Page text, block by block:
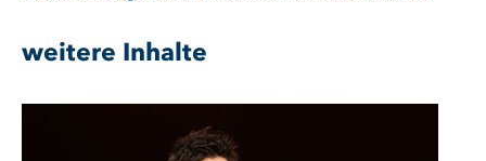
weitere Inhalte